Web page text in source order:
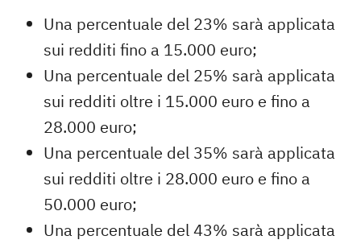
Una percentuale del 23% sarà applicata
sui redditi fino a 15.000 euro;
Una percentuale del 25% sarà applicata
sui redditi oltre i 15.000 euro e fino a
28.000 euro;
Una percentuale del 35% sarà applicata
sui redditi oltre i 28.000 euro e fino a
50.000 euro;
Una percentuale del 43% sarà applicata